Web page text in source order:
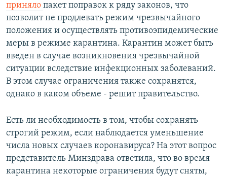
приняло пакет поправок к ряду законов, что
позволит не продлевать режим чрезвычайного
положения и осуществлять противоэпидемические
меры в режиме карантина. Карантин может быть
введен в случае возникновения чрезвычайной
ситуации вследствие инфекционных заболеваний.
В этом случае ограничения также сохранятся,
однако в каком объеме - решит правительство.
Есть ли необходимость в том, чтобы сохранять
строгий режим, если наблюдается уменьшение
числа новых случаев коронавируса? На этот вопрос
представитель Минздрава ответила, что во время
карантина некоторые ограничения будут сняты,